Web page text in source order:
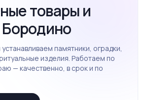
товары и
Бородино
памятники, оградки,
изделия. Работаем по
— качественно, в срок и по